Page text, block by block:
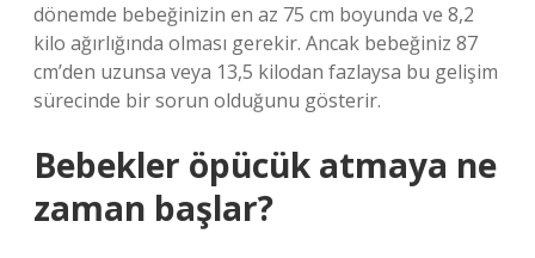
dönemde bebeğinizin en az 75 cm boyunda ve 8,2
kilo ağırlığında olması gerekir. Ancak bebeğiniz 87
cm’den uzunsa veya 13,5 kilodan fazlaysa bu gelişim
sürecinde bir sorun olduğunu gösterir.
Bebekler öpücük atmaya ne
zaman başlar?